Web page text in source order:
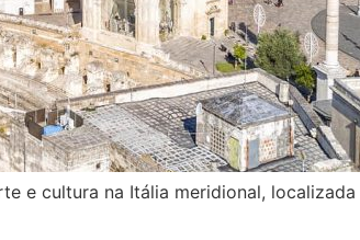
e cultura na Itália meridional,